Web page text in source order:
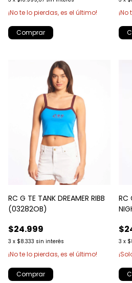
¡No te lo pierdas, es el último!
Comprar
RC G TE TANK DREAMER RIBB
(03282OB)
$24.999
3 x $8.333 sin interés
¡No te lo pierdas, es el último!
Comprar
RC
3 x